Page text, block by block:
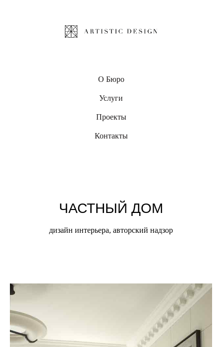
О Бюро
Услуги
Проекты
Контакты
ЧАСТНЫЙ ДОМ
дизайн интерьера, авторский надзор